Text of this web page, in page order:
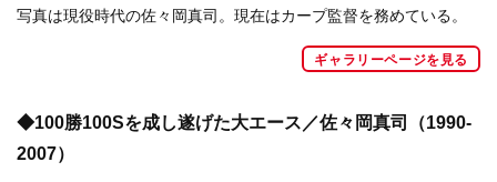
写真は現役時代の佐々岡真司。現在はカープ監督を務めている。
ギャラリーページを見る
◆100勝100Sを成し遂げた大エース／佐々岡真司（1990-
2007）